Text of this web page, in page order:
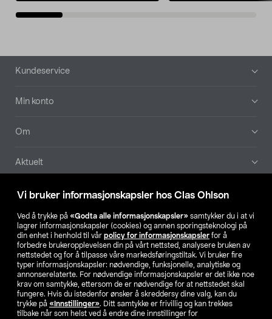
Vi bruker informasjonskapsler hos Clas Ohlson
Ved å trykke på «Godta alle informasjonskapsler» samtykker du i at vi
lagrer informasjonskapsler (cookies) og annen sporingsteknologi på
din enhet i henhold til vår policy for informasjonskapsler for å
forbedre brukeropplevelsen din på vårt nettsted, analysere bruken av
nettstedet og for å tilpasse våre markedsføringstiltak. Vi bruker fire
typer informasjonskapsler: nødvendige, funksjonelle, analytiske og
annonserelaterte. For nødvendige informasjonskapsler er det ikke noe
krav om samtykke, ettersom de er nødvendige for at nettstedet skal
fungere. Hvis du istedenfor ønsker å skreddersy dine valg, kan du
trykke på «Innstillinger». Ditt samtykke er frivillig og kan trekkes
tilbake når som helst ved å endre dine innstillinger for
Bunntekst
Kundeservice
Min konto
Om
Aktuelt
Våre selskaper
Finn din butikk
SE NO FI